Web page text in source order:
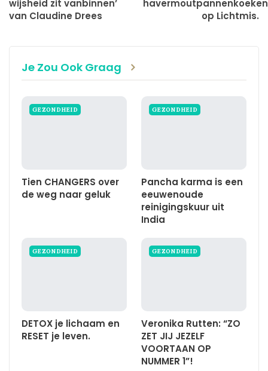
wijsheid zit vanbinnen’
van Claudine Drees
havermoutpannenkoeken
op Lichtmis.
Je Zou Ook Graag
GEZONDHEID
Tien CHANGERS over
de weg naar geluk
GEZONDHEID
Pancha karma is een
eeuwenoude
reinigingskuur uit
India
GEZONDHEID
DETOX je lichaam en
RESET je leven.
GEZONDHEID
Veronika Rutten: “ZO
ZET JIJ JEZELF
VOORTAAN OP
NUMMER 1”!